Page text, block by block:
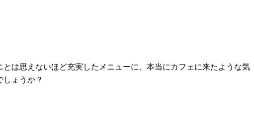
は思えないほど充実したメニューに、本当にカフェに来たような気
ょうか？